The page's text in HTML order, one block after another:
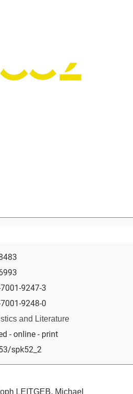
9247-3
9248-0
and Literature
- online - print
spk52_2
LEITGEB, Michael